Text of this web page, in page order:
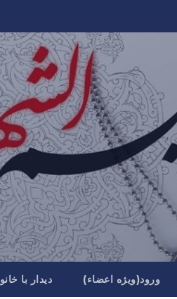
ورود(ویژه اعضاء) دیدار با